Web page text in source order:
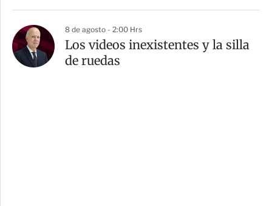
8 de agosto - 2:00 Hrs
Los videos inexistentes y la silla
de ruedas